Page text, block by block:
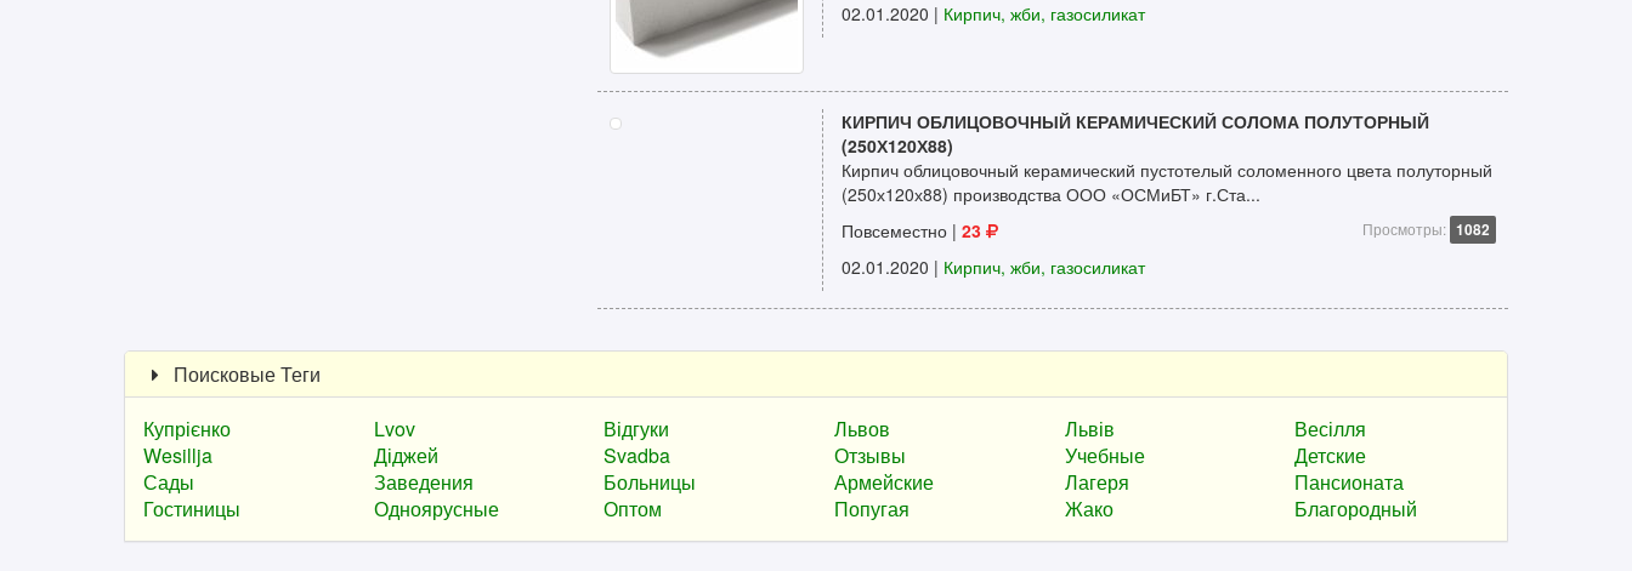
02.01.2020 | Кирпич, жби, газосиликат
КИРПИЧ ОБЛИЦОВОЧНЫЙ КЕРАМИЧЕСКИЙ СОЛОМА ПОЛУТОРНЫЙ
(250Х120Х88)
Кирпич облицовочный керамический пустотелый соломенного цвета полуторный
(250х120х88) производства ООО «ОСМиБТ» г.Ста...
Повсеместно | 23 Просмотры: 1082
02.01.2020 | Кирпич, жби, газосиликат
Поисковые Теги
Купрієнко
Lvov Відгуки Львов Львів
Весілля
Wesillja
Діджей Svadba Отзывы Учебные
Детские
Сады
Заведения Больницы Армейские Лагеря
Пансионата
Гостиницы
Одноярусные Оптом Попугая Жако Благородный